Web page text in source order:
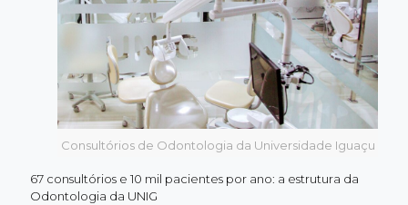
Consultórios de Odontologia da Universidade Iguaçu
67 consultórios e 10 mil pacientes por ano: a estrutura da
Odontologia da UNIG